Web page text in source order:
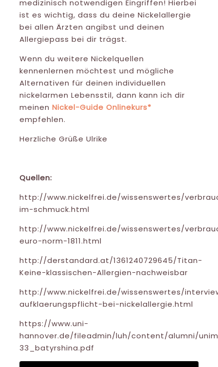
medizinisch notwendigen Eingriffen! Hierbei
ist es wichtig, dass du deine Nickelallergie
bei allen Ärzten angibst und deinen
Allergiepass bei dir trägst.
Wenn du weitere Nickelquellen
kennenlernen möchtest und mögliche
Alternativen für deinen individuellen
nickelarmen Lebensstil, dann kann ich dir
meinen Nickel-Guide Onlinekurs*
empfehlen.
Herzliche Grüße Ulrike
Quellen:
http://www.nickelfrei.de/wissenswertes/
im-schmuck.html
http://www.nickelfrei.de/wissenswertes/
euro-norm-1811.html
http://derstandard.at/1361240729645/Titan-
Keine-klassischen-Allergien-nachweisbar
http://www.nickelfrei.de/wissenswertes/
aufklaerungspflicht-bei-nickelallergie.html
https://www.uni-
hannover.de/fileadmin/luh/content/alumni/
33_batyrshina.pdf